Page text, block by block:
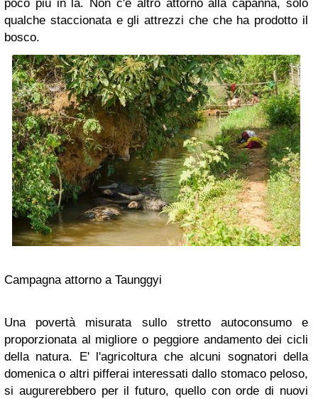
poco più in là. Non c'è altro attorno alla capanna, solo
qualche staccionata e gli attrezzi che che ha prodotto il
bosco.
Campagna attorno a Taunggyi
Una povertà misurata sullo stretto autoconsumo e
proporzionata al migliore o peggiore andamento dei cicli
della natura. E' l'agricoltura che alcuni sognatori della
domenica o altri pifferai interessati dallo stomaco peloso,
si augurerebbero per il futuro, quello con orde di nuovi